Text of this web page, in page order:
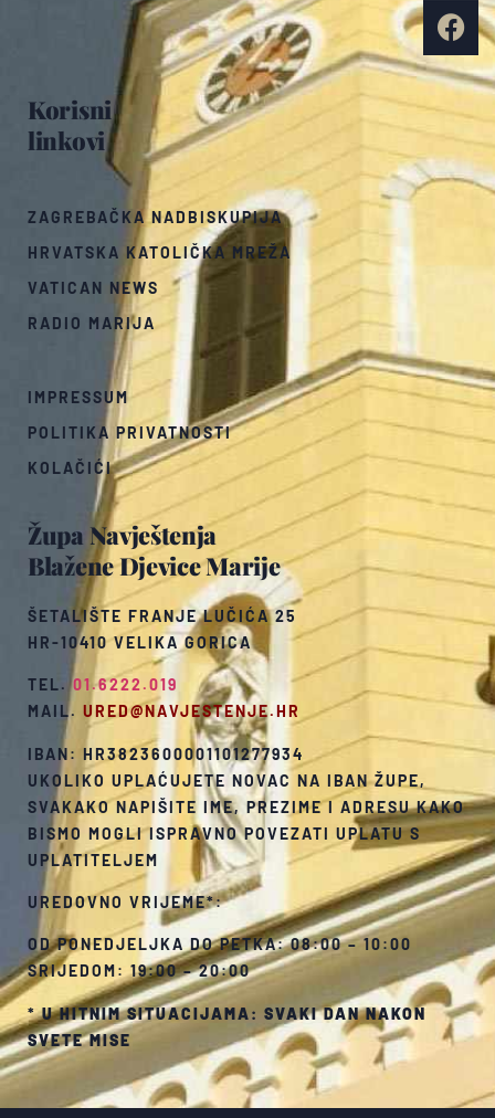
Župa Navještenja
Blažene Djevice Marije
ŠETALIŠTE FRANJE LUČIĆA 25
HR-10410 VELIKA GORICA
TEL.01.6222.019
MAIL. URED@NAVJESTENJE.HR
IBAN: HR3823600001101277934
UKOLIKO UPLAĆUJETE NOVAC NA IBAN ŽUPE,
SVAKAKO NAPIŠITE IME, PREZIME I ADRESU KAKO
BISMO MOGLI ISPRAVNO POVEZATI UPLATU S
UPLATITELJEM
UREDOVNO VRIJEME*:
OD PONEDJELJKA DO PETKA: 08:00 – 10:00
SRIJEDOM: 19:00 – 20:00
*U HITNIM SITUACIJAMA: SVAKI DAN NAKON
SVETE MISE
Korisni
linkovi
ZAGREBAČKA NADBISKUPIJA
HRVATSKA KATOLIČKA MREŽA
VATICAN NEWS
RADIO MARIJA
IMPRESSUM
POLITIKA PRIVATNOSTI
KOLAČIĆI